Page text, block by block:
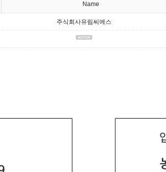
Name
주식회사유림씨에스